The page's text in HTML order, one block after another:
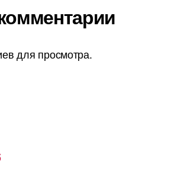
для просмотра.